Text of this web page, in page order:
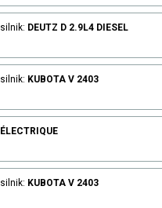
silnik: DEUTZ D 2.9L4 DIESEL
silnik: KUBOTA V 2403
ÉLECTRIQUE
silnik: KUBOTA V 2403